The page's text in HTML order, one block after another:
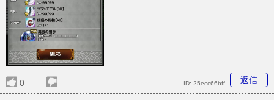
0 返信
ID: 25ecc66bff